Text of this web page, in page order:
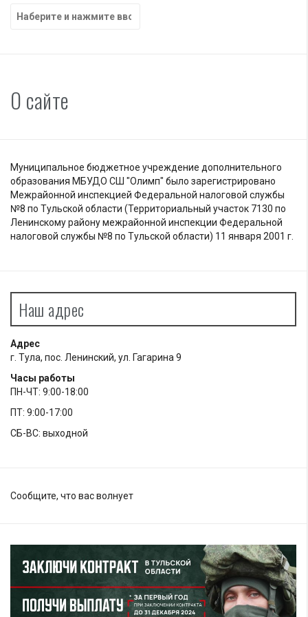
Найти:
О сайте
Муниципальное бюджетное учреждение дополнительного
образования МБУДО СШ "Олимп" было зарегистрировано
Межрайонной инспекцией Федеральной налоговой службы
№8 по Тульской области (Территориальный участок 7130 по
Ленинскому району межрайонной инспекции Федеральной
налоговой службы №8 по Тульской области) 11 января 2001 г.
Наш адрес
Адрес
г. Тула, пос. Ленинский, ул. Гагарина 9
Часы работы
ПН-ЧТ: 9:00-18:00
ПТ: 9:00-17:00
СБ-ВС: выходной
Сообщите, что вас волнует